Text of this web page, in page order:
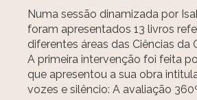
Numa sessão dinamizada por
foram apresentados 13 livros
diferentes áreas das Ciências da
A primeira intervenção foi feita
que apresentou a sua obra
vozes e silêncio: A avaliação